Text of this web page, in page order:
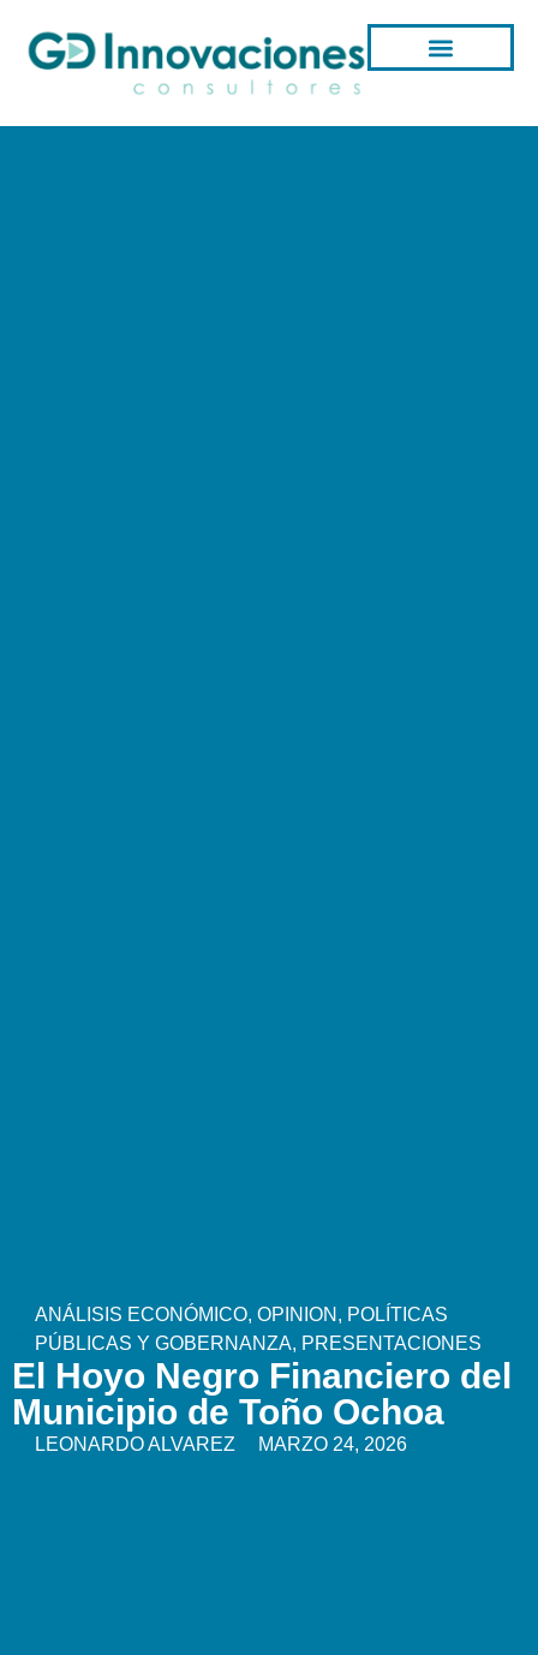
ANÁLISIS ECONÓMICO, OPINION , POLÍTICAS
PÚBLICAS Y GOBERNANZA, PRESENTACIONES
El Hoyo Negro Financiero del
Municipio de Toño Ochoa
LEONARDO ALVAREZ MARZO 24, 2026